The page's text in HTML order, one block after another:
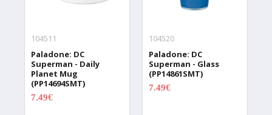
104511
Paladone: DC
Superman - Daily
Planet Mug
(PP14694SMT)
7.49€
104520
Paladone: DC
Superman - Glass
(PP14861SMT)
7.49€